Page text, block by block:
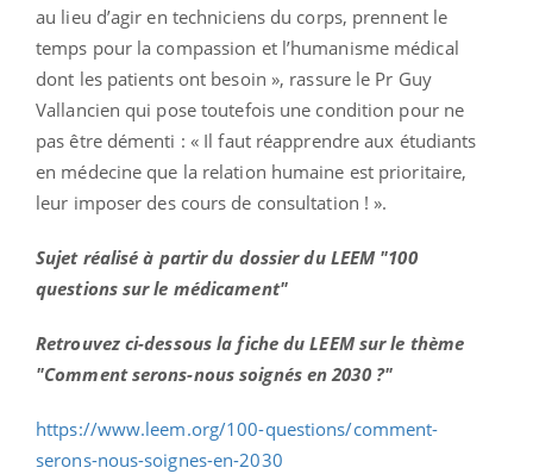
au lieu d’agir en techniciens du corps, prennent le
temps pour la compassion et l’humanisme médical
dont les patients ont besoin », rassure le Pr Guy
Vallancien qui pose toutefois une condition pour ne
pas être démenti : « Il faut réapprendre aux étudiants
en médecine que la relation humaine est prioritaire,
leur imposer des cours de consultation ! ».
Sujet réalisé à partir du dossier du LEEM "100
questions sur le médicament"
Retrouvez ci-dessous la fiche du LEEM sur le thème
"Comment serons-nous soignés en 2030 ?"
https://www.leem.org/100-questions/comment-
serons-nous-soignes-en-2030